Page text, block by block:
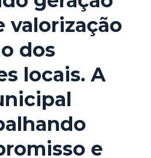
valorização
dos
locais. A
e